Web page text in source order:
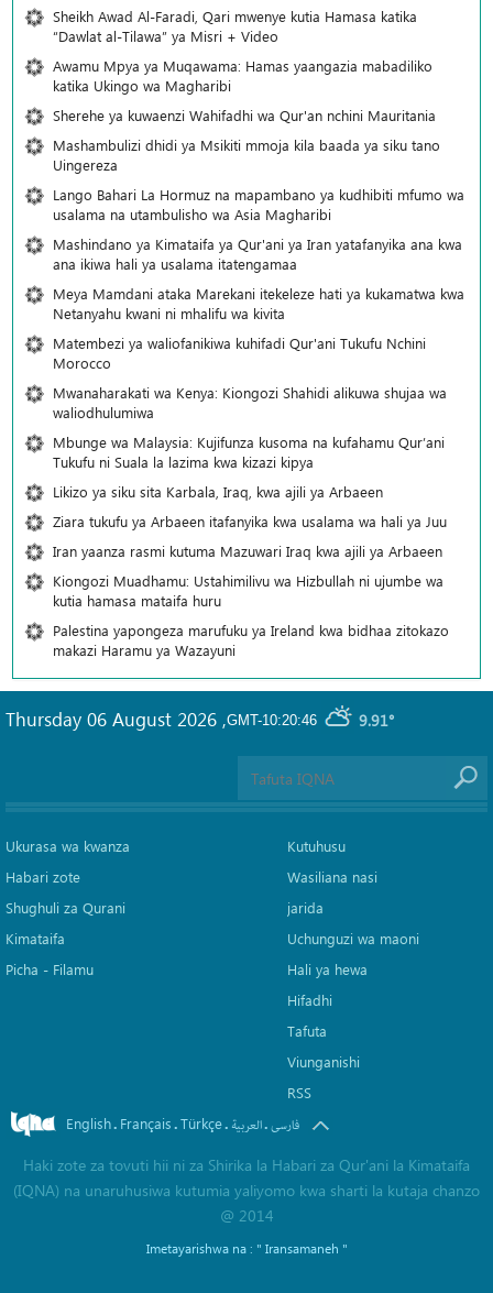
Sheikh Awad Al-Faradi, Qari mwenye kutia Hamasa katika
“Dawlat al-Tilawa” ya Misri + Video
Awamu Mpya ya Muqawama: Hamas yaangazia mabadiliko
katika Ukingo wa Magharibi
Sherehe ya kuwaenzi Wahifadhi wa Qur'an nchini Mauritania
Mashambulizi dhidi ya Msikiti mmoja kila baada ya siku tano
Uingereza
Lango Bahari La Hormuz na mapambano ya kudhibiti mfumo wa
usalama na utambulisho wa Asia Magharibi
Mashindano ya Kimataifa ya Qur'ani ya Iran yatafanyika ana kwa
ana ikiwa hali ya usalama itatengamaa
Meya Mamdani ataka Marekani itekeleze hati ya kukamatwa kwa
Netanyahu kwani ni mhalifu wa kivita
Matembezi ya waliofanikiwa kuhifadi Qur'ani Tukufu Nchini
Morocco
Mwanaharakati wa Kenya: Kiongozi Shahidi alikuwa shujaa wa
waliodhulumiwa
Mbunge wa Malaysia: Kujifunza kusoma na kufahamu Qur’ani
Tukufu ni Suala la lazima kwa kizazi kipya
Likizo ya siku sita Karbala, Iraq, kwa ajili ya Arbaeen
Ziara tukufu ya Arbaeen itafanyika kwa usalama wa hali ya Juu
Iran yaanza rasmi kutuma Mazuwari Iraq kwa ajili ya Arbaeen
Kiongozi Muadhamu: Ustahimilivu wa Hizbullah ni ujumbe wa
kutia hamasa mataifa huru
Palestina yapongeza marufuku ya Ireland kwa bidhaa zitokazo
makazi Haramu ya Wazayuni
GMT-10:20:46 9.91°
Thursday 06 August 2026 ,
Ukurasa wa kwanza
Habari zote
Shughuli za Qurani
Kimataifa
Picha‎ - Filamu‎
Kutuhusu
Wasiliana nasi
jarida
Uchunguzi wa maoni
Hali ya hewa
Hifadhi
Tafuta
Viunganishi
RSS
English. Français.Türkçe. العربیة.فارسی
Haki zote za tovuti hii ni za Shirika la Habari za Qur'ani la Kimataifa
(IQNA) na unaruhusiwa kutumia yaliyomo kwa sharti la kutaja chanzo
@ 2014
Imetayarishwa na : " Iransamaneh "